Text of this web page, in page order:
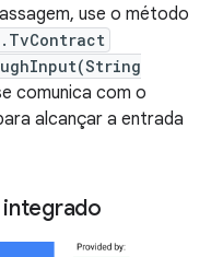
use o método
comunica com o
alcançar a entrada